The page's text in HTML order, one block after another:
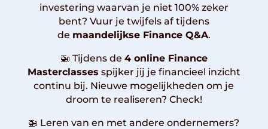
investering waarvan je niet 100% zeker
bent? Vuur je twijfels af tijdens
de maandelijkse Finance Q&A.
🚁 Tijdens de 4 online Finance
Masterclasses spijker jij je financieel inzicht
continu bij. Nieuwe mogelijkheden om je
droom te realiseren? Check!
🚁 Leren van en met andere ondernemers?